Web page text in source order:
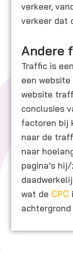
verkeer,
verkeer dat
Andere
Traffic is
een
website
conclusies
factoren bij
naar de
naar
pagina’s
wat de CPC